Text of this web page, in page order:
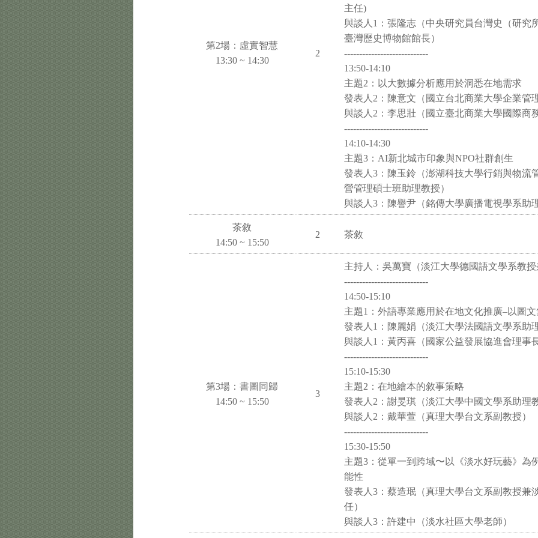
第2場：虛實智慧
13:30 ~ 14:30
2
主任)
與談人1：張隆志（中央研究員台灣史（研究
臺灣歷史博物館館長）
----------------------------
13:50-14:10
主題2：以大數據分析應用於洞悉在地需求
發表人2：陳意文（國立台北商業大學企業管
與談人2：李思壯（國立臺北商業大學國際商
----------------------------
14:10-14:30
主題3：AI新北城市印象與NPO社群創生
發表人3：陳玉鈴（澎湖科技大學行銷與物流
營管理碩士班助理教授）
與談人3：陳譽尹（銘傳大學廣播電視學系助
茶敘
14:50 ~ 15:50
2 茶敘
第3場：書圖同歸
14:50 ~ 15:50
3
主持人：吳萬寶（淡江大學德國語文學系教
----------------------------
14:50-15:10
主題1：外語專業應用於在地文化推廣–以圖
發表人1：陳麗娟（淡江大學法國語文學系助
與談人1：黃丙喜（國家公益發展協進會理事
----------------------------
15:10-15:30
主題2：在地繪本的敘事策略
發表人2：謝旻琪（淡江大學中國文學系助理
與談人2：戴華萱（真理大學台文系副教授）
----------------------------
15:30-15:50
主題3：從單一到跨域〜以《淡水好玩藝》為
能性
發表人3：蔡造珉（真理大學台文系副教授兼
任）
與談人3：許建中（淡水社區大學老師）